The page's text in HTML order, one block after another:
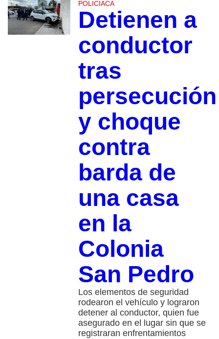
POLICIACA
Detienen a
conductor
tras
persecución
y choque
contra
barda de
una casa
en la
Colonia
San Pedro
Los elementos de seguridad
rodearon el vehículo y lograron
detener al conductor, quien fue
asegurado en el lugar sin que se
registraran enfrentamientos